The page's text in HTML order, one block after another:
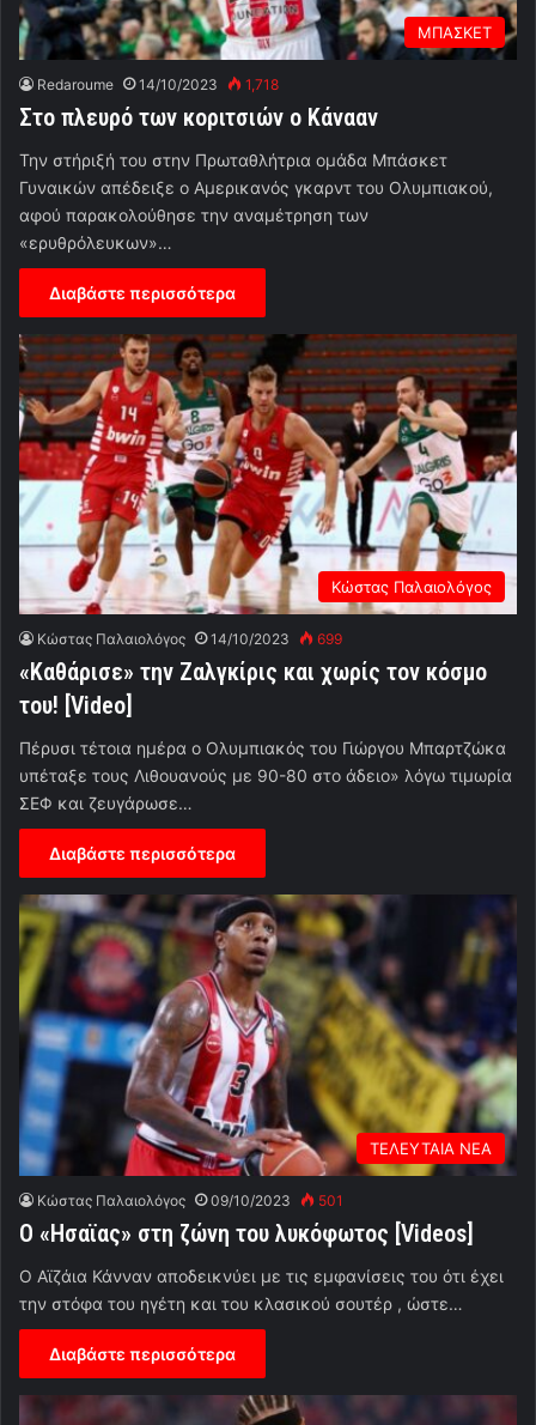
ΜΠΑΣΚΕΤ
Redaroume 14/10/2023 1,718
Στο πλευρό των κοριτσιών ο Κάνααν
Την στήριξή του στην Πρωταθλήτρια ομάδα Μπάσκετ
Γυναικών απέδειξε ο Αμερικανός γκαρντ του Ολυμπιακού,
αφού παρακολούθησε την αναμέτρηση των
«ερυθρόλευκων»…
Διαβάστε περισσότερα
Κώστας Παλαιολόγος
Κώστας Παλαιολόγος 14/10/2023 699
«Καθάρισε» την Ζαλγκίρις και χωρίς τον κόσμο
του! [Video]
Πέρυσι τέτοια ημέρα ο Ολυμπιακός του Γιώργου Μπαρτζώκα
υπέταξε τους Λιθουανούς με 90-80 στο άδειο» λόγω τιμωρία
ΣΕΦ και ζευγάρωσε…
Διαβάστε περισσότερα
ΤΕΛΕΥΤΑΙΑ ΝΕΑ
Κώστας Παλαιολόγος 09/10/2023 501
Ο «Ησαϊας» στη ζώνη του λυκόφωτος [Videos]
Ο Αϊζάια Κάνναν αποδεικνύει με τις εμφανίσεις του ότι έχει
την στόφα του ηγέτη και του κλασικού σουτέρ , ώστε…
Διαβάστε περισσότερα